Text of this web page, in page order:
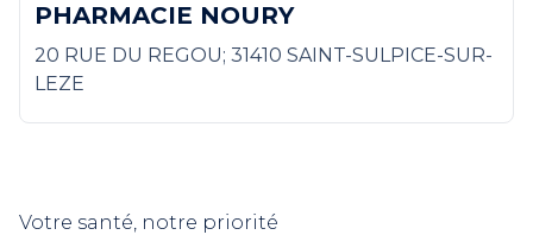
PHARMACIE NOURY
20 RUE DU REGOU; 31410 SAINT-SULPICE-SUR-
LEZE
Votre santé, notre priorité